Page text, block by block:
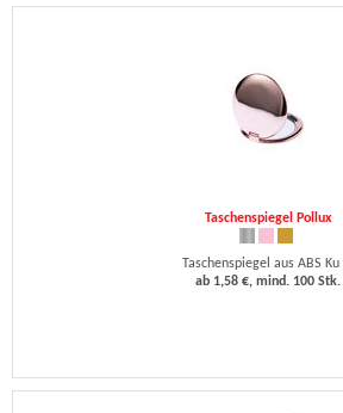
Taschenspiegel Pollux
Taschenspiegel aus ABS Ku
ab 1,58 €, mind. 100 Stk.